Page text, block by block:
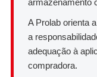
A Prolab orienta
a
adequação à
compradora.